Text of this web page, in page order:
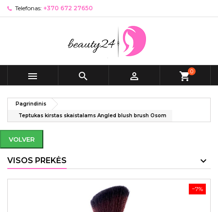
Telefonas: +370 672 27650
   shopping_cart0
Pagrindinis
Teptukas kirstas skaistalams Angled blush brush Osom
VOLVER
VISOS PREKĖS
−7%